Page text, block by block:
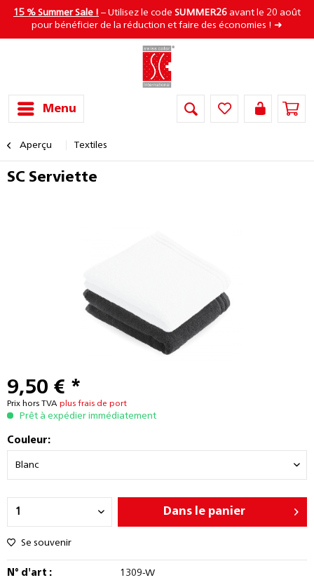
15 % Summer Sale ! – Utilisez le code SUMMER26 avant le 20 août
pour bénéficier de la réduction et faire des économies ! ➜
Menu
Aperçu Textiles
SC Serviette
9,50 € *
Prix hors TVA plus frais de port
Prêt à expédier immédiatement
Couleur:
Dans le panier
Se souvenir
N° d'art : 1309-W